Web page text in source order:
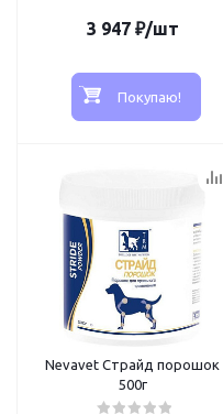
3 947₽/шт
Покупаю!
Nevavet Страйд порошок
500г